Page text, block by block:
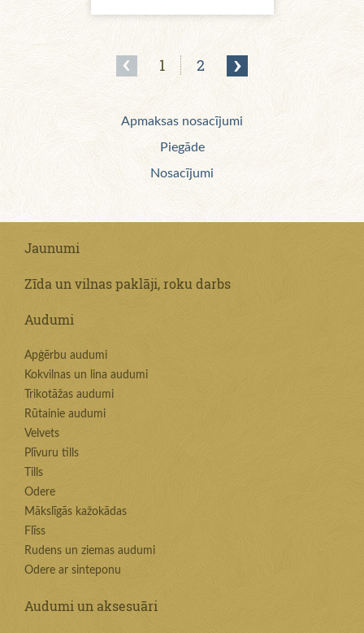
1 2
Apmaksas nosacījumi
Piegāde
Nosacījumi
Jaunumi
Zīda un vilnas paklāji, roku darbs
Audumi
Apģērbu audumi
Kokvilnas un lina audumi
Trikotāžas audumi
Rūtainie audumi
Velvets
Plīvuru tills
Tills
Odere
Mākslīgās kažokādas
Flīss
Rudens un ziemas audumi
Odere ar sinteponu
Audumi un aksesuāri